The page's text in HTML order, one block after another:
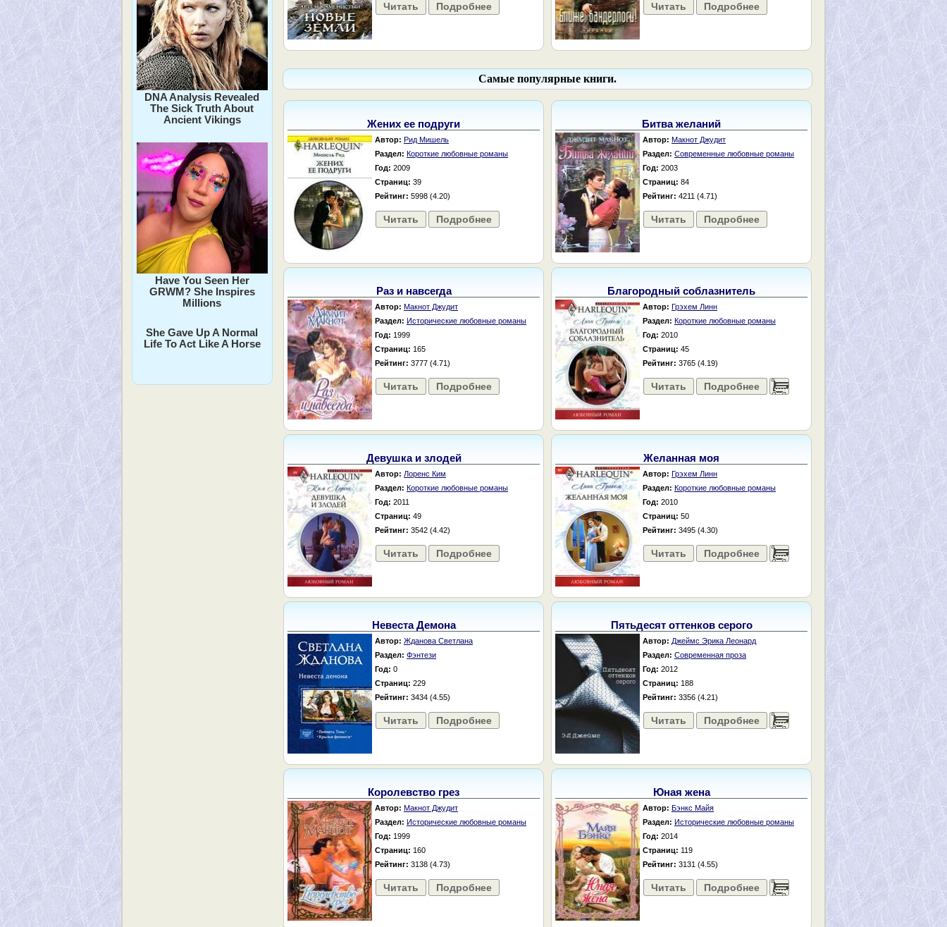
DNA Analysis Revealed
The Sick Truth About
Ancient Vikings
Have You Seen Her
GRWM? She Inspires
Millions
She Gave Up A Normal
Life To Act Like A Horse
Читать Подробнее Читать Подробнее
Самые популярные книги.
Жених ее подруги
Автор: Рид Мишель
Раздел: Короткие любовные романы
Год: 2009
Страниц: 39
Рейтинг: 5998 (4.20)
Читать Подробнее
Битва желаний
Автор: Макнот Джудит
Раздел: Современные любовные романы
Год: 2003
Страниц: 84
Рейтинг: 4211 (4.71)
Читать Подробнее
Раз и навсегда
Автор: Макнот Джудит
Раздел: Исторические любовные романы
Год: 1999
Страниц: 165
Рейтинг: 3777 (4.71)
Читать Подробнее
Благородный соблазнитель
Автор: Грэхем Линн
Раздел: Короткие любовные романы
Год: 2010
Страниц: 45
Рейтинг: 3765 (4.19)
Читать Подробнее ......
Девушка и злодей
Автор: Лоренс Ким
Раздел: Короткие любовные романы
Год: 2011
Страниц: 49
Рейтинг: 3542 (4.42)
Читать Подробнее
Желанная моя
Автор: Грэхем Линн
Раздел: Короткие любовные романы
Год: 2010
Страниц: 50
Рейтинг: 3495 (4.30)
Читать Подробнее ......
Невеста Демона
Автор: Жданова Светлана
Раздел: Фэнтези
Год: 0
Страниц: 229
Рейтинг: 3434 (4.55)
Читать Подробнее
Пятьдесят оттенков серого
Автор: Джеймс Эрика Леонард
Раздел: Современная проза
Год: 2012
Страниц: 188
Рейтинг: 3356 (4.21)
Читать Подробнее ......
Королевство грез
Автор: Макнот Джудит
Раздел: Исторические любовные романы
Год: 1999
Страниц: 160
Рейтинг: 3138 (4.73)
Читать Подробнее
Юная жена
Автор: Бэнкс Майя
Раздел: Исторические любовные романы
Год: 2014
Страниц: 119
Рейтинг: 3131 (4.55)
Читать Подробнее ......